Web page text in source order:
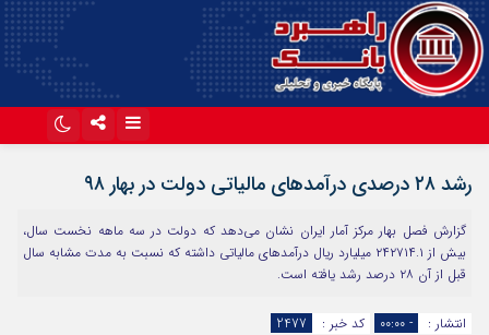
رشد ۲۸ درصدی درآمدهای مالیاتی دولت در بهار ۹۸
گزارش فصل بهار مرکز آمار ایران نشان می‌دهد که دولت در سه ماهه نخست سال،
بیش از ۲۴۲۷۱۴.۱ میلیارد ریال درآمدهای مالیاتی داشته که نسبت به مدت مشابه سال
قبل از آن ۲۸ درصد رشد یافته است.
انتشار : - ۰۰:۰۰ کد خبر : 2477